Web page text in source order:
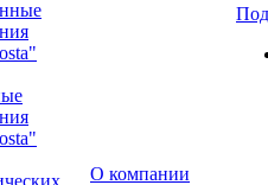
О компании